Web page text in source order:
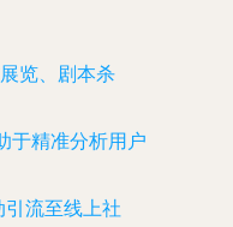
览、剧本杀
于精准分析用户
流至线上社